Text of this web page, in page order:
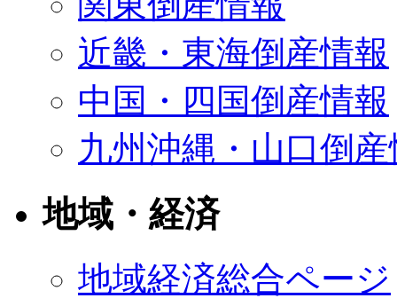
近畿・東海倒産情報
中国・四国倒産情報
九州沖縄・山口倒
地域・経済
地域経済総合ページ